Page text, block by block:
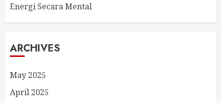
Energi Secara Mental
ARCHIVES
May 2025
April 2025